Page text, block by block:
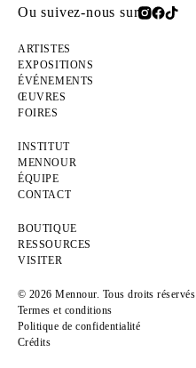
Ou suivez-nous sur
ARTISTES
EXPOSITIONS
ÉVÉNEMENTS
ŒUVRES
FOIRES
INSTITUT
MENNOUR
ÉQUIPE
CONTACT
BOUTIQUE
RESSOURCES
VISITER
© 2026 Mennour. Tous droits réservés
Termes et conditions
Politique de confidentialité
Crédits